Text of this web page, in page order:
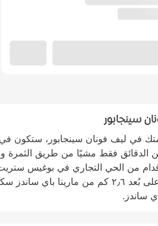
سينجابور
في ليف فونان سينجابور، ستكون
من الحي التجاري في بوغيس
ساندز.